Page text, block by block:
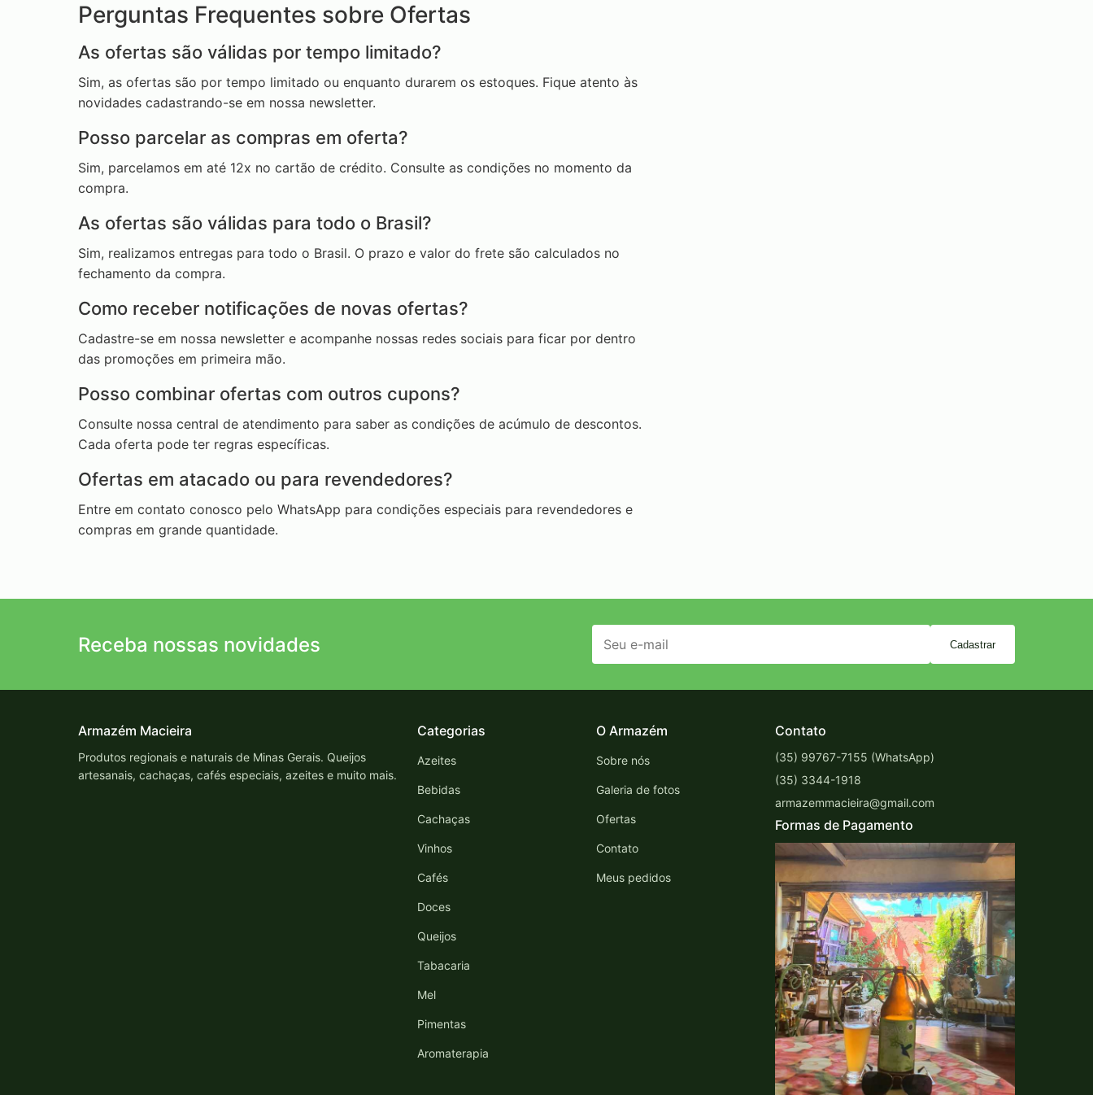
Perguntas Frequentes sobre Ofertas
As ofertas são válidas por tempo limitado?
Sim, as ofertas são por tempo limitado ou enquanto durarem os estoques. Fique atento às
novidades cadastrando-se em nossa newsletter.
Posso parcelar as compras em oferta?
Sim, parcelamos em até 12x no cartão de crédito. Consulte as condições no momento da
compra.
As ofertas são válidas para todo o Brasil?
Sim, realizamos entregas para todo o Brasil. O prazo e valor do frete são calculados no
fechamento da compra.
Como receber notificações de novas ofertas?
Cadastre-se em nossa newsletter e acompanhe nossas redes sociais para ficar por dentro
das promoções em primeira mão.
Posso combinar ofertas com outros cupons?
Consulte nossa central de atendimento para saber as condições de acúmulo de descontos.
Cada oferta pode ter regras específicas.
Ofertas em atacado ou para revendedores?
Entre em contato conosco pelo WhatsApp para condições especiais para revendedores e
compras em grande quantidade.
Receba nossas novidades Cadastrar
Armazém Macieira
Produtos regionais e naturais de Minas Gerais. Queijos
artesanais, cachaças, cafés especiais, azeites e muito mais.
Categorias
Azeites
Bebidas
Cachaças
Vinhos
Cafés
Doces
Queijos
Tabacaria
Mel
Pimentas
Aromaterapia
O Armazém
Sobre nós
Galeria de fotos
Ofertas
Contato
Meus pedidos
Contato
(35) 99767-7155 (WhatsApp)
(35) 3344-1918
armazemmacieira@gmail.com
Formas de Pagamento